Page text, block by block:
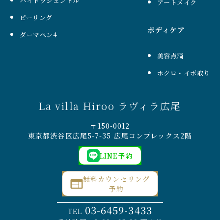
ピーリング
ダーマペン4
アートメイク
ボディケア
美容点滴
ホクロ・イボ取り
La villa Hiroo ラヴィラ広尾
〒150-0012
東京都渋谷区広尾5-7-35 広尾コンプレックス2階
LINE予約
無料カウンセリング
予約
TEL 03-6459-3433